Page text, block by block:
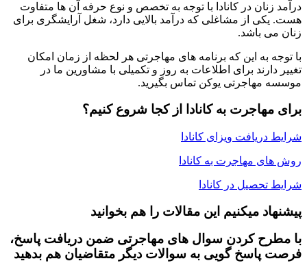
درآمد زنان در کانادا با توجه به تخصص و نوع حرفه آن ها متفاوت
هست. یکی از مشاغلی که درآمد بالایی دارد، شغل آرایشگری برای
زنان می باشد.
با توجه به این که برنامه های مهاجرتی هر لحظه از زمان امکان
تغییر دارند برای اطلاعات به روز و تکمیلی با مشاورین ما در
موسسه مهاجرتی یوکن تماس بگیرید.
برای مهاجرت به کانادا از کجا شروع کنیم؟
شرایط دریافت ویزای کانادا
روش های مهاجرت به کانادا
شرایط تحصیل در کانادا
پیشنهاد میکنیم این مقالات را هم بخوانید
با مطرح کردن سوال های مهاجرتی ضمن دریافت پاسخ،
فرصت پاسخ گویی به سوالات دیگر متقاضیان هم بدهید